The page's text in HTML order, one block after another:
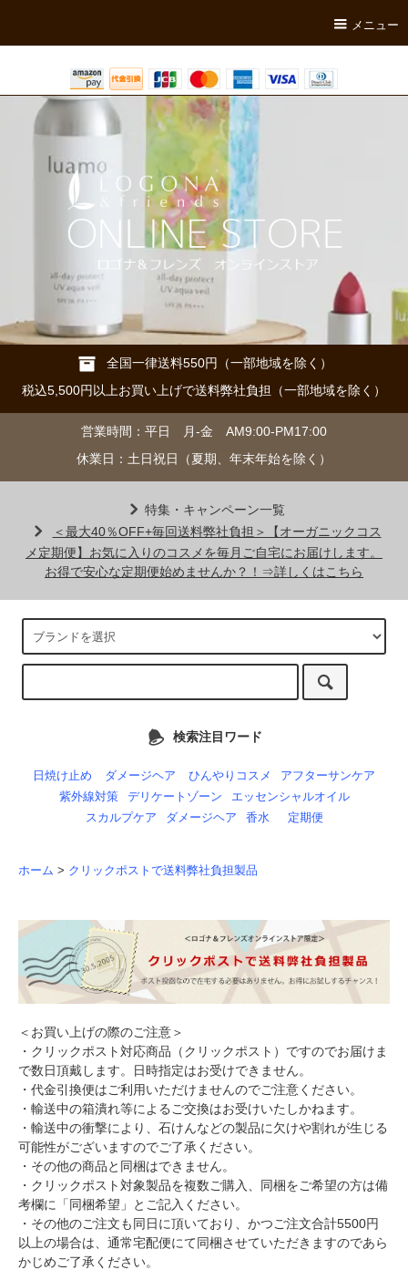
メニュー
全国一律送料550円（一部地域を除く）
税込5,500円以上お買い上げで送料弊社負担（一部地域を除く）
営業時間：平日 月-金 AM9:00-PM17:00
休業日：土日祝日（夏期、年末年始を除く）
特集・キャンペーン一覧
＜最大40％OFF+毎回送料弊社負担＞【オーガニックコス
メ定期便】お気に入りのコスメを毎月ご自宅にお届けします。
お得で安心な定期便始めませんか？！⇒詳しくはこちら
検索注目ワード
日焼け止め ダメージヘア ひんやりコスメ
アフターサンケア
紫外線対策
デリケートゾーン
エッセンシャルオイル
スカルプケア
ダメージヘア 香水 定期便
ホーム > クリックポストで送料弊社負担製品
＜お買い上げの際のご注意＞
・クリックポスト対応商品（クリックポスト）ですのでお届けま
で数日頂戴します。日時指定はお受けできません。
・代金引換便はご利用いただけませんのでご注意ください。
・輸送中の箱潰れ等によるご交換はお受けいたしかねます。
・輸送中の衝撃により、石けんなどの製品に欠けや割れが生じる
可能性がございますのでご了承ください。
・その他の商品と同梱はできません。
・クリックポスト対象製品を複数ご購入、同梱をご希望の方は備
考欄に「同梱希望」とご記入ください。
・その他のご注文も同日に頂いており、かつご注文合計5500円
以上の場合は、通常宅配便にて同梱させていただきますのであら
かじめご了承ください。